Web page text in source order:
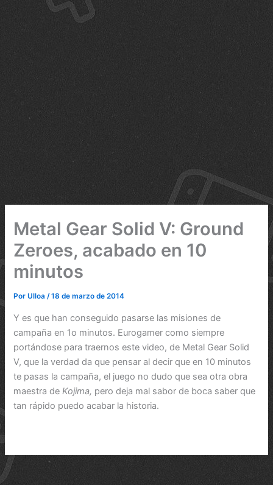
Metal Gear Solid V: Ground
Zeroes, acabado en 10
minutos
PorUlloa/18 de marzo de 2014
Y es que han conseguido pasarse las misiones de
campaña en 1o minutos. Eurogamer como siempre
portándose para traernos este video, de Metal Gear Solid
V, que la verdad da que pensar al decir que en 10 minutos
te pasas la campaña, el juego no dudo que sea otra obra
maestra deKojima, pero deja mal sabor de boca saber que
tan rápido puedo acabar la historia.